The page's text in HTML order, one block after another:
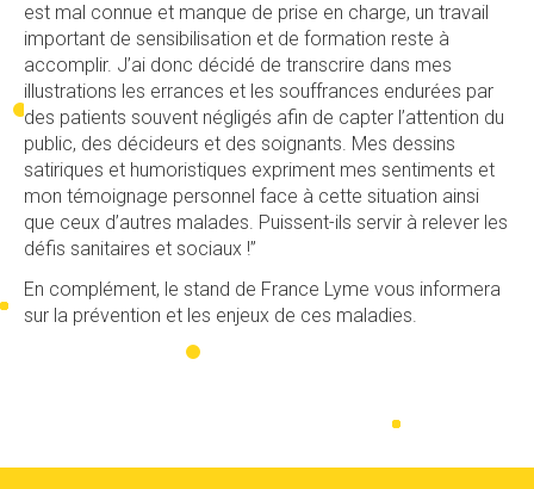
est mal connue et manque de prise en charge, un travail
important de sensibilisation et de formation reste à
accomplir. J’ai donc décidé de transcrire dans mes
illustrations les errances et les souffrances endurées par
des patients souvent négligés afin de capter l’attention du
public, des décideurs et des soignants. Mes dessins
satiriques et humoristiques expriment mes sentiments et
mon témoignage personnel face à cette situation ainsi
que ceux d’autres malades. Puissent-ils servir à relever les
défis sanitaires et sociaux !”
En complément, le stand de France Lyme vous informera
sur la prévention et les enjeux de ces maladies.